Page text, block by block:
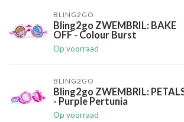
BLING2GO
Bling2go ZWEMBRIL: BAKE
OFF - Colour Burst
Op voorraad
BLING2GO
Bling2go ZWEMBRIL:
- Purple Pertunia
Op voorraad